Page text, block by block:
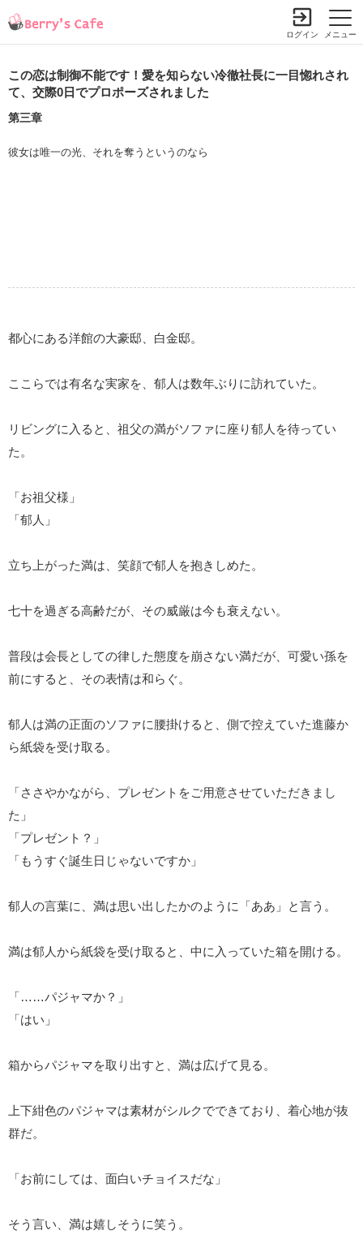
メニュー
ログイン
この恋は制御不能です！愛を知らない冷徹社長に一目惚れされ
て、交際0日でプロポーズされました
第三章
彼女は唯一の光、それを奪うというのなら
都心にある洋館の大豪邸、白金邸。
ここらでは有名な実家を、郁人は数年ぶりに訪れていた。
リビングに入ると、祖父の満がソファに座り郁人を待ってい
た。
「お祖父様」
「郁人」
立ち上がった満は、笑顔で郁人を抱きしめた。
七十を過ぎる高齢だが、その威厳は今も衰えない。
普段は会長としての律した態度を崩さない満だが、可愛い孫を
前にすると、その表情は和らぐ。
郁人は満の正面のソファに腰掛けると、側で控えていた進藤か
ら紙袋を受け取る。
「ささやかながら、プレゼントをご用意させていただきまし
た」
「プレゼント？」
「もうすぐ誕生日じゃないですか」
郁人の言葉に、満は思い出したかのように「ああ」と言う。
満は郁人から紙袋を受け取ると、中に入っていた箱を開ける。
「……パジャマか？」
「はい」
箱からパジャマを取り出すと、満は広げて見る。
上下紺色のパジャマは素材がシルクでできており、着心地が抜
群だ。
「お前にしては、面白いチョイスだな」
そう言い、満は嬉しそうに笑う。